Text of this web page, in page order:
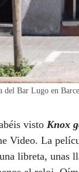
del Bar Lugo en
visto Knox
Video. La
libreta, unas